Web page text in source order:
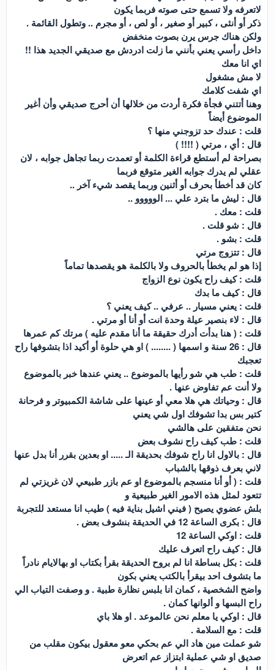
لاتعرفه ولا تسمع حتى صوته فربما يكون
ذكر أو أنثى ، كبير أو صغير ، أو لص ، أو مجرم .. وتطول القائمة .
ولكن هناك جرس يرن بصوت منخفض
داخل رأسي يعني بأنني ما زلت ادردش مع صديقي الجديد هذا !!
اي انا معك
لا مش مشغول
اي شفت كلامك
وهنا أتتني فجأة فكرة أردت من خلالها أن أحرج صديقي وأن أغير
الموضوع أيضاً
قلت : عندك حد تزوجني منها ؟
قال : أي ، مرتي ( !!!! )
بصراحة لم أستطع قراءة الكلمة أو تعمدت ربما تجاهل جوابه ، لان
عقلي لم يدرك جوابه الغير متوقع فربما
كان قد أخطأ بحرف أو أثنين وربما يقصد شيء آخر ..
قال : ليش ما بترد علي ... الووووو ..
قلت : معك .
قال : شو قلت .
قلت : بشو .
قال : تتزوج مرتي
إذا هو لم يخطأ بالحروف ولا بالكلمة هو يقصدها تماماً
قلت : كيف راح يكون نوع الزواج
قال : كيف ما بدك
قلت : يعني مسيار .. عرفي .. كيف يعني ؟
قال : لاء بنصير عيلة وحدة انت أو أنا أو مرتي .
قلت : ( هنا بدأت أدرك حقيقة ما أنا مقدم عليه ) مرتك كم عمرها
قال : 26 سنة و اسمها ( ........ ) او هي حلوة أو أكيد اذا بتشوفها راح
تعجبك
قلت : طب هي شو رأيها بالموضوع .. يعني عندها خبر بالموضوع
ولا أنت عم تفاوض عنها .
قال : وحياتك هي هلا معي أو عينها على شاشة الكمبيوتر و فرحانة
كتير بس بدا تشوفك اول شي يعني
نحن متفقين على هالشي
قلت : طب كيف راح نشوف بعض
قال : بالاول انا راح شوفك بحديقة الـ ..... او بعدين بقرر أنا بدل عنها
لاني بعرف ذوقها بالشباب
قلت : ( أو أنا منسجم بالموضوع او عم بازر طبيعي لان غريزتي لم
تتعود لمثل هذه الامور الغير طبيعية و
بلش عضوي يصيح ( فيني اشيل بناية فيه ) طيب انا مستعد للتجربة
قال : بكرى الساعة 12 في الحديقة بنشوف بعض .
قلت : اوكي الساعة 12
قال : كيف راح اتعرف عليك
قلت : بكل بساطة انا لم بروح الحديقة بقرأ بكتاب او بهالايام نادراً
ما بتشوف احد بيقرأ بالكتب يعني بكون
واضح الشخصية ، كمان انا بلبس نظارة طبية . و وصفت التياب الي
راح البسها و ألوانها كمان .
قال : اوكي يا معلم نحن عالموعد . او هلا باي
قلت : مع السلامة .
شو عملت مين هاد الي عم بحكي معو معقول بيكون مقلب من
صديق او شي عملية ابتزاز عم اتعرض